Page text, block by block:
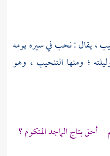
، يقال : نحب في سيره يومه
؛ ومنها التنحيب ، وهو
بتاج الماجد المتكوم ؟